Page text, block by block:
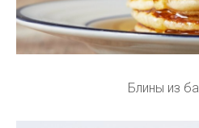
Блины из